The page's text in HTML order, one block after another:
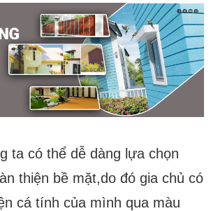
ta có thể dễ dàng lựa chọn
thiện bề mặt,do đó gia chủ có
cá tính của mình qua màu